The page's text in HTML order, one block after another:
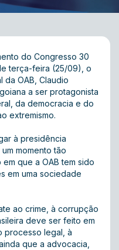
do Congresso 30
terça-feira (25/09), o
da OAB, Claudio
a ser protagonista
da democracia e do
extremismo.
à presidência
momento tão
que a OAB tem sido
em uma sociedade
ao crime, à corrupção
deve ser feito em
processo legal, à
que a advocacia,